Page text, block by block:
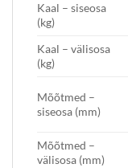
Kaal – siseosa
(kg)
Kaal – välisosa
(kg)
Mõõtmed –
siseosa (mm)
Mõõtmed –
välisosa (mm)